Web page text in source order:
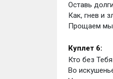
Оставь
Как, гнев и
Прощаем мы
Куплет 6:
Кто без
Во